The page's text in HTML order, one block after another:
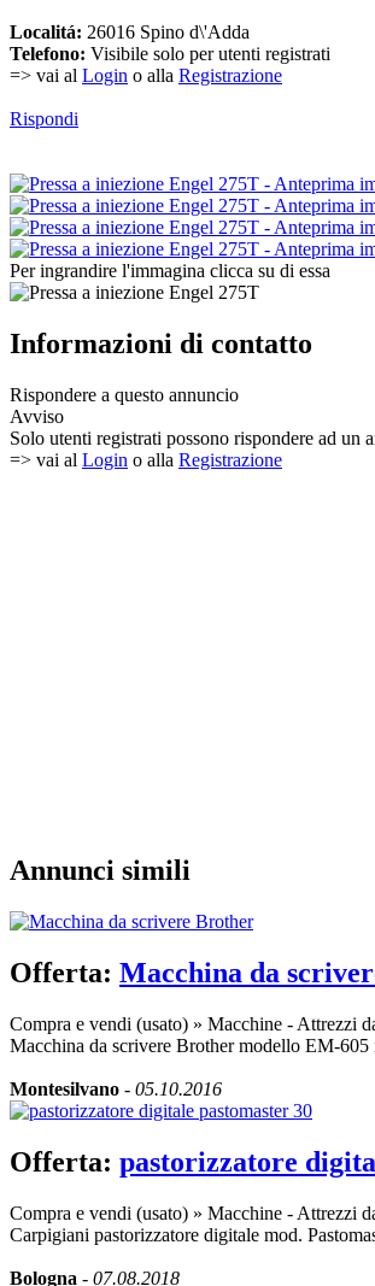
Localitá: 26016 Spino d\'Adda
Telefono: Visibile solo per utenti registrati
=> vai al Login o alla Registrazione
Rispondi
Per ingrandire l'immagina clicca su di essa
Informazioni di contatto
Rispondere a questo annuncio
Avviso
Solo utenti registrati possono rispondere ad un
=> vai al Login o alla Registrazione
Annunci simili
Offerta: Macchina da
Compra e vendi (usato) » Macchine - Attrezzi
Macchina da scrivere Brother modello EM-605
Montesilvano - 05.10.2016
Offerta: pastorizzatore
Compra e vendi (usato) » Macchine - Attrezzi
Carpigiani pastorizzatore digitale mod.
Bologna - 07.08.2018